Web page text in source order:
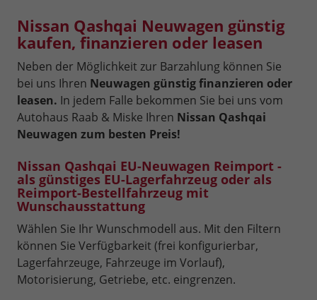
Nissan Qashqai Neuwagen günstig
kaufen, finanzieren oder leasen
Neben der Möglichkeit zur Barzahlung können Sie
bei uns Ihren Neuwagen günstig finanzieren oder
leasen. In jedem Falle bekommen Sie bei uns vom
Autohaus Raab & Miske Ihren Nissan Qashqai
Neuwagen zum besten Preis!
Nissan Qashqai EU-Neuwagen Reimport -
als günstiges EU-Lagerfahrzeug oder als
Reimport-Bestellfahrzeug mit
Wunschausstattung
Wählen Sie Ihr Wunschmodell aus. Mit den Filtern
können Sie Verfügbarkeit (frei konfigurierbar,
Lagerfahrzeuge, Fahrzeuge im Vorlauf),
Motorisierung, Getriebe, etc. eingrenzen.